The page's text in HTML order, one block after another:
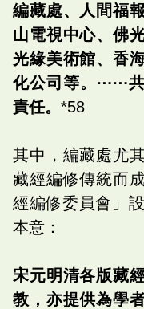
編藏處、人間福
山電視中心、佛
光緣美術館、香
化公司等。⋯⋯共
責任。 *58
其中，編藏處尤
藏經編修傳統而
經編修委員會」
本意：
宋元明清各版藏
教，亦提供為學